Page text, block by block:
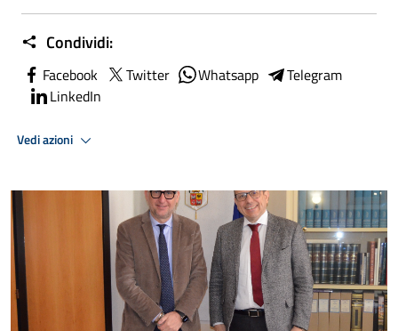
Condividi:
Facebook Twitter Whatsapp
Telegram
LinkedIn
Vedi azioni